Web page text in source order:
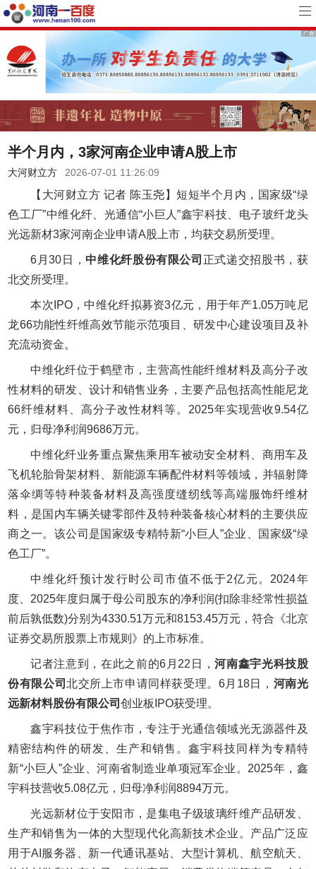
半个月内，3家河南企业申请A股上市
大河财立方 2026-07-01 11:26:09
【大河财立方 记者 陈玉尧】短短半个月内，国家级“绿
色工厂”中维化纤、光通信“小巨人”鑫宇科技、电子玻纤龙头
光远新材3家河南企业申请A股上市，均获交易所受理。
6月30日， 中维化纤股份有限公司 正式递交招股书，获
北交所受理。
本次IPO，中维化纤拟募资3亿元，用于年产1.05万吨尼
龙66功能性纤维高效节能示范项目、研发中心建设项目及补
充流动资金。
中维化纤位于鹤壁市，主营高性能纤维材料及高分子改
性材料的研发、设计和销售业务，主要产品包括高性能尼龙
66纤维材料、高分子改性材料等。2025年实现营收9.54亿
元，归母净利润9686万元。
中维化纤业务重点聚焦乘用车被动安全材料、商用车及
飞机轮胎骨架材料、新能源车辆配件材料等领域，并辐射降
落伞绸等特种装备材料及高强度缝纫线等高端服饰纤维材
料，是国内车辆关键零部件及特种装备核心材料的主要供应
商之一。该公司是国家级专精特新“小巨人”企业、国家级“绿
色工厂”。
中维化纤预计发行时公司市值不低于2亿元。2024年
度、2025年度归属于母公司股东的净利润(扣除非经常性损益
前后孰低数)分别为4330.51万元和8153.45万元，符合《北京
证券交易所股票上市规则》的上市标准。
记者注意到，在此之前的6月22日，河南鑫宇光科技股
份有限公司北交所上市申请同样获受理。6月18日， 河南光
远新材料股份有限公司创业板IPO获受理。
鑫宇科技位于焦作市，专注于光通信领域光无源器件及
精密结构件的研发、生产和销售。鑫宇科技同样为专精特
新“小巨人”企业、河南省制造业单项冠军企业。2025年，鑫
宇科技营收5.08亿元，归母净利润8894万元。
光远新材位于安阳市，是集电子级玻璃纤维产品研发、
生产和销售为一体的大型现代化高新技术企业。产品广泛应
用于AI服务器、新一代通讯基站、大型计算机、航空航天、